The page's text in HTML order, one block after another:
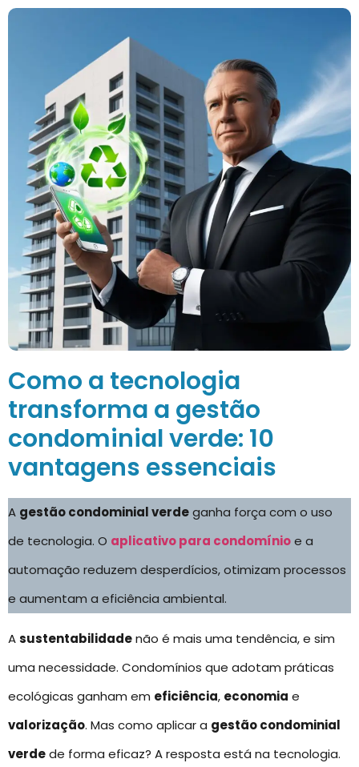
Como a tecnologia
transforma a gestão
condominial verde: 10
vantagens essenciais
A gestão condominial verdeganha força com o uso
de tecnologia. O aplicativo para condomínioe a
automação reduzem desperdícios, otimizam processos
e aumentam a eficiência ambiental.
Asustentabilidadenão é mais uma tendência, e sim
uma necessidade. Condomínios que adotam práticas
ecológicas ganham em eficiência, economia e
valorização. Mas como aplicar a gestão condominial
verdede forma eficaz? A resposta está na tecnologia.